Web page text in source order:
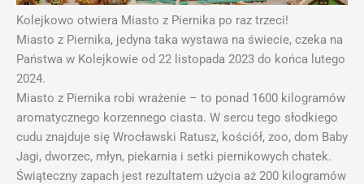
Kolejkowo otwiera Miasto z Piernika po raz trzeci!
Miasto z Piernika, jedyna taka wystawa na świecie, czeka na
Państwa w Kolejkowie od 22 listopada 2023 do końca lutego
2024.
Miasto z Piernika robi wrażenie – to ponad 1600 kilogramów
aromatycznego korzennego ciasta. W sercu tego słodkiego
cudu znajduje się Wrocławski Ratusz, kościół, zoo, dom Baby
Jagi, dworzec, młyn, piekarnia i setki piernikowych chatek.
Świąteczny zapach jest rezultatem użycia aż 200 kilogramów